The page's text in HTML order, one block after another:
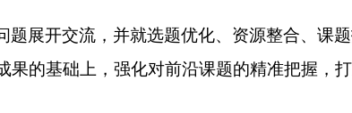
题展开交流，并就选题优化、资源整合、课
果的基础上， 强化对前沿课题的精准把握 ，